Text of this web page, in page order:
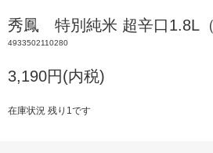
秀鳳 特別純米 超辛口1.8L（
4933502110280
3,190円(内税)
在庫状況 残り1です